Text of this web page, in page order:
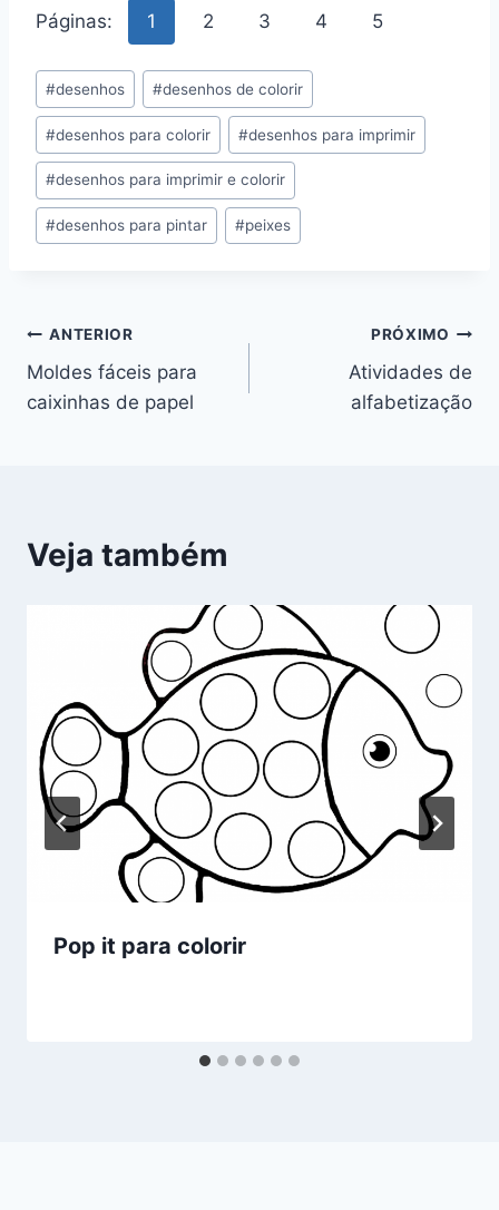
Páginas: 1 2 3 4 5
Tags
do
Post:
#desenhos #desenhos de colorir
#desenhos para colorir #desenhos para imprimir
#desenhos para imprimir e colorir
#desenhos para pintar #peixes
Navegação
de
ANTERIOR
Moldes fáceis para
caixinhas de papel
PRÓXIMO
Atividades de
alfabetização
Veja também
Pop it para colorir